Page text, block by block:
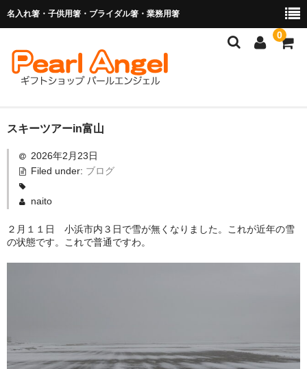
名入れ箸・子供用箸・ブライダル箸・業務用箸
0
商品を探す
お子様の入卒園に
業務用箸（食洗機対応）
スキーツアーin富山
2026年2月23日
Filed under: ブログ
naito
２月１１日 小浜市内３日で雪が無くなりました。これが近年の雪
の状態です。これで普通ですわ。